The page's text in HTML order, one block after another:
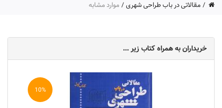
مقالاتی در باب طراحی شهری موارد مشابه
خریداران به همراه کتاب زیر ...
10%